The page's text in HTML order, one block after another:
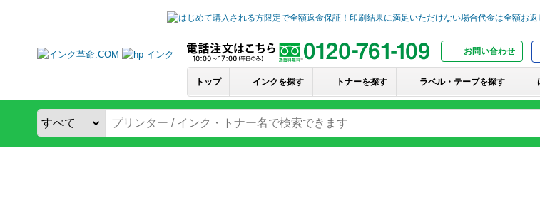
お問い合わせ
トップ インクを探す トナーを探す ラベル・テープを探す